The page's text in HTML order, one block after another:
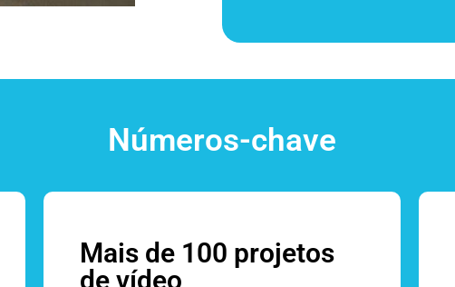
Números-chave
Mais de 100 projetos
de vídeo